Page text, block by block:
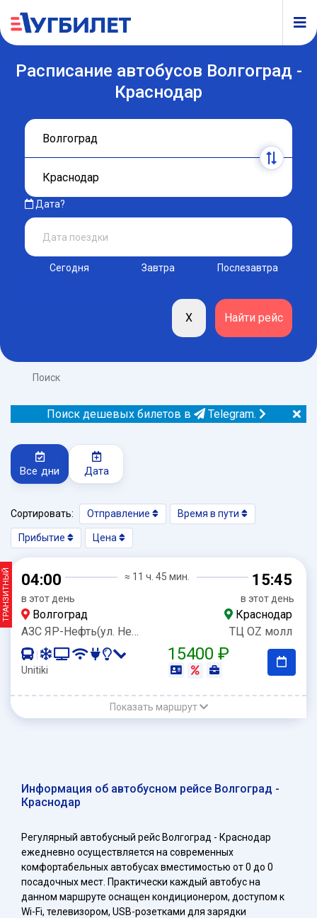
Расписание автобусов Волгоград -
Краснодар
Дата?
Сегодня Завтра Послезавтра
Поиск
Поиск дешевых билетов в Telegram.
Все дни Дата
Сортировать: Отправление Время в пути
Прибытие Цена
ТРАНЗИТНЫЙ 04:00
в этот день
≈ 11 ч. 45 мин. 15:45
в этот день
Волгоград
Краснодар
АЗС ЯР-Нефть(ул. Неждановой, 43)
ТЦ OZ молл
Unitiki
15400 ₽
Показать маршрут
Информация об автобусном рейсе Волгоград -
Краснодар
Регулярный автобусный рейс Волгоград - Краснодар
ежедневно осуществляется на современных
комфортабельных автобусах вместимостью от 0 до 0
посадочных мест. Практически каждый автобус на
данном маршруте оснащен кондиционером, доступом к
Wi-Fi, телевизором, USB-розетками для зарядки